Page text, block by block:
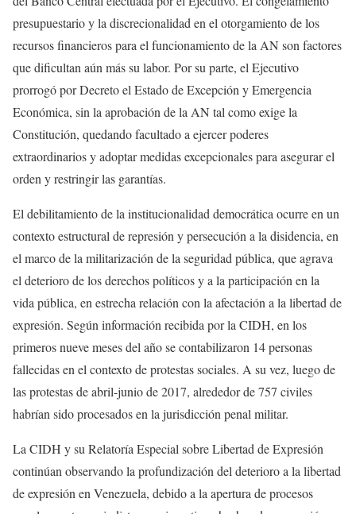
presupuestario y la discrecionalidad en el otorgamiento de los
recursos financieros para el funcionamiento de la AN son factores
que dificultan aún más su labor. Por su parte, el Ejecutivo
prorrogó por Decreto el Estado de Excepción y Emergencia
Económica, sin la aprobación de la AN tal como exige la
Constitución, quedando facultado a ejercer poderes
extraordinarios y adoptar medidas excepcionales para asegurar el
orden y restringir las garantías.
El debilitamiento de la institucionalidad democrática ocurre en un
contexto estructural de represión y persecución a la disidencia, en
el marco de la militarización de la seguridad pública, que agrava
el deterioro de los derechos políticos y a la participación en la
vida pública, en estrecha relación con la afectación a la libertad de
expresión. Según información recibida por la CIDH, en los
primeros nueve meses del año se contabilizaron 14 personas
fallecidas en el contexto de protestas sociales. A su vez, luego de
las protestas de abril-junio de 2017, alrededor de 757 civiles
habrían sido procesados en la jurisdicción penal militar.
La CIDH y su Relatoría Especial sobre Libertad de Expresión
continúan observando la profundización del deterioro a la libertad
de expresión en Venezuela, debido a la apertura de procesos